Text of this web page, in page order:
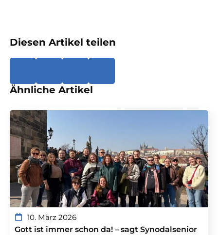
Diesen Artikel teilen
Ähnliche Artikel
10. März 2026
Gott ist immer schon da! – sagt Synodalsenior